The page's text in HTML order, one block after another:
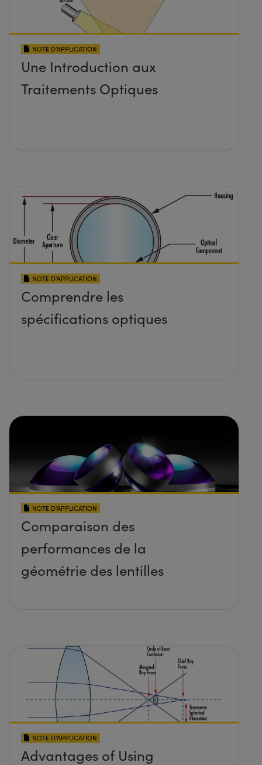
NOTE D’APPLICATION
Une Introduction aux
Traitements Optiques
NOTE D’APPLICATION
Comprendre les
spécifications optiques
NOTE D’APPLICATION
Comparaison des
performances de la
géométrie des lentilles
NOTE D’APPLICATION
Advantages of Using